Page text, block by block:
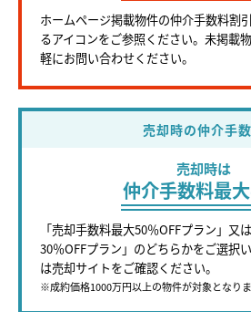
ホームページ掲載物件の仲介手数料割
るアイコンをご参照ください。未掲載
軽にお問い合わせください。
売却時の仲介手
売却時は
仲介手数料最
「売却手数料最大50％OFFプラン」又
30％OFFプラン」のどちらかをご選択
は売却サイトをご確認ください。
※成約価格1000万円以上の物件が対象となりま